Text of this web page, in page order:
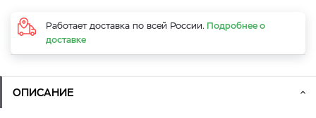
Работает доставка по всей России. Подробнее о
доставке
ОПИСАНИЕ